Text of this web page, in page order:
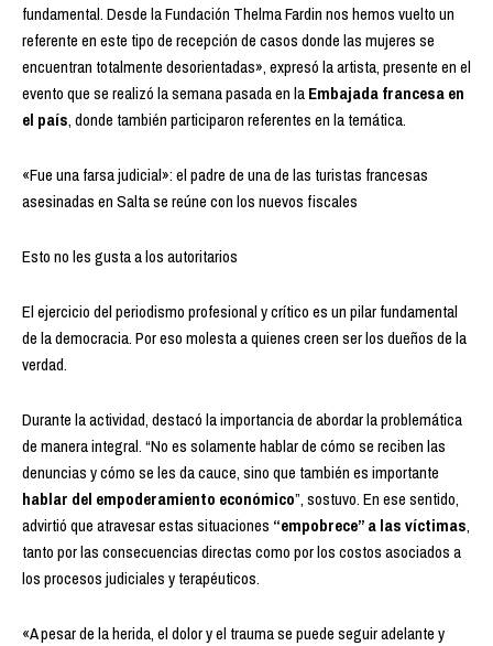
fundamental. Desde la Fundación Thelma Fardin nos hemos vuelto un
referente en este tipo de recepción de casos donde las mujeres se
encuentran totalmente desorientadas», expresó la artista, presente en el
evento que se realizó la semana pasada en laEmbajada francesa en
el país, donde también participaron referentes en la temática.
«Fue una farsa judicial»: el padre de una de las turistas francesas
asesinadas en Salta se reúne con los nuevos fiscales
Esto no les gusta a los autoritarios
El ejercicio del periodismo profesional y crítico es un pilar fundamental
de la democracia. Por eso molesta a quienes creen ser los dueños de la
verdad.
Durante la actividad, destacó la importancia de abordar la problemática
de manera integral. “No es solamente hablar de cómo se reciben las
denuncias y cómo se les da cauce, sino que también es importante
hablar del empoderamiento económico”, sostuvo. En ese sentido,
advirtió que atravesar estas situaciones “empobrece” a las víctimas,
tanto por las consecuencias directas como por los costos asociados a
los procesos judiciales y terapéuticos.
«A pesar de la herida, el dolor y el trauma se puede seguir adelante y